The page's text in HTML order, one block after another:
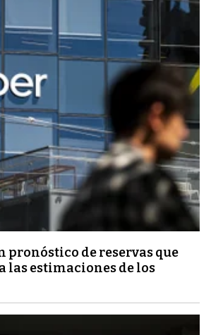
pronóstico de reservas que
las estimaciones de los